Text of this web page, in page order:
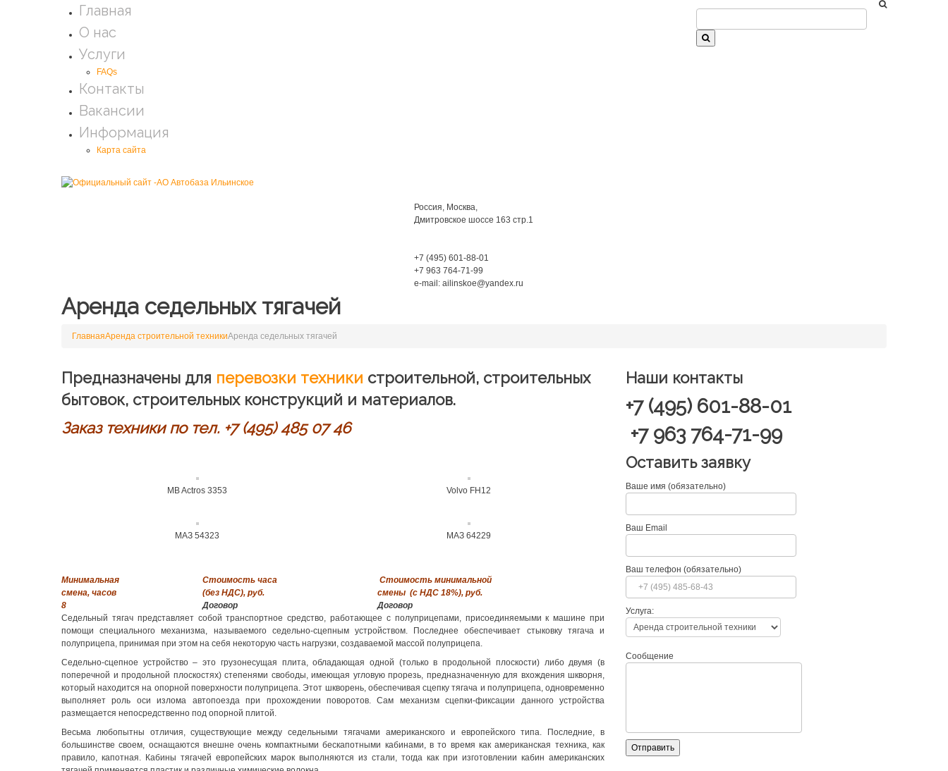
Главная
О нас
Услуги
FAQs
Контакты
Вакансии
Информация
Карта сайта
Россия, Москва,
Дмитровское шоссе 163 стр.1
+7 (495) 601-88-01
+7 963 764-71-99
e-mail: ailinskoe@yandex.ru
Аренда седельных тягачей
ГлавнаяАренда строительной техникиАренда седельных тягачей
Предназначены для перевозки техники строительной, строительных
бытовок, строительных конструкций и материалов.
Заказ техники по тел. +7 (495) 485 07 46
MB Actros 3353 Volvo FH12
МАЗ 54323 МАЗ 64229
Минимальная
смена, часов
Стоимость часа
(без НДС), руб.
Стоимость минимальной
смены (с НДС 18%), руб.
8
Договор
Договор
Седельный тягач представляет собой транспортное средство, работающее с полуприцепами, присоединяемыми к машине при
помощи специального механизма, называемого седельно-сцепным устройством. Последнее обеспечивает стыковку тягача и
полуприцепа, принимая при этом на себя некоторую часть нагрузки, создаваемой массой полуприцепа.
Седельно-сцепное устройство – это грузонесущая плита, обладающая одной (только в продольной плоскости) либо двумя (в
поперечной и продольной плоскостях) степенями свободы, имеющая угловую прорезь, предназначенную для вхождения шкворня,
который находится на опорной поверхности полуприцепа. Этот шкворень, обеспечивая сцепку тягача и полуприцепа, одновременно
выполняет роль оси излома автопоезда при прохождении поворотов. Сам механизм сцепки-фиксации данного устройства
размещается непосредственно под опорной плитой.
Весьма любопытны отличия, существующие между седельными тягачами американского и европейского типа. Последние, в
большинстве своем, оснащаются внешне очень компактными бескапотными кабинами, в то время как американская техника, как
правило, капотная. Кабины тягачей европейских марок выполняются из стали, тогда как при изготовлении кабин американских
Наши контакты
+7 (495) 601-88-01
+7 963 764-71-99
Оставить заявку
Ваше имя (обязательно)
Ваш Email
Ваш телефон (обязательно)
Услуга:
Сообщение